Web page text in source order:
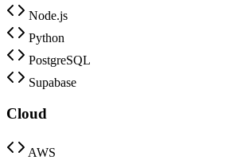
Node.js
Python
PostgreSQL
Supabase
Cloud
AWS